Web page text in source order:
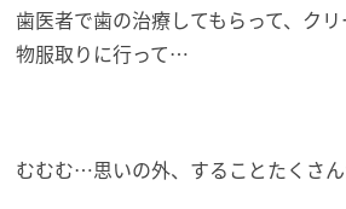
歯医者で歯の治療してもらって、ク
物服取りに行って…
むむむ…思いの外、することたくさ